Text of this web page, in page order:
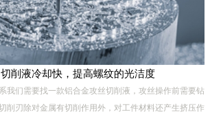
削液冷却快，提高螺纹的光洁度
我们需要找一款铝合金攻丝切削液，攻丝操作前需要钻
削刃除对金属有切削作用外，对工件材料还产生挤压作